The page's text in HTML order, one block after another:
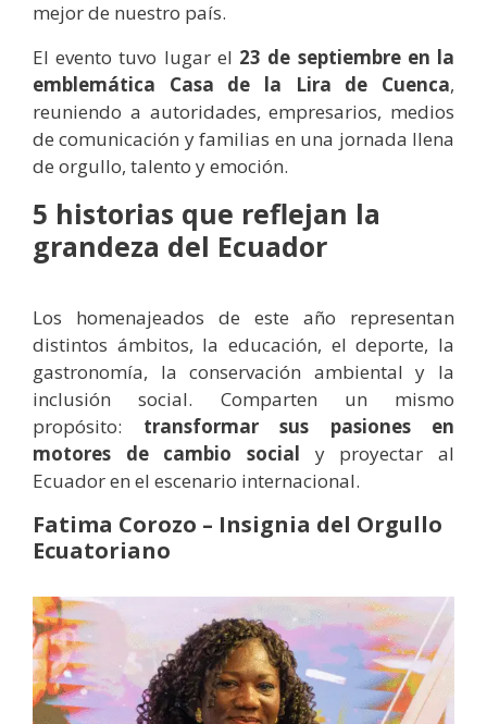
mejor de nuestro país.
El evento tuvo lugar el 23 de septiembre en la
emblemática Casa de la Lira de Cuenca,
reuniendo a autoridades, empresarios, medios
de comunicación y familias en una jornada llena
de orgullo, talento y emoción.
5 historias que reflejan la
grandeza del Ecuador
Los homenajeados de este año representan
distintos ámbitos, la educación, el deporte, la
gastronomía, la conservación ambiental y la
inclusión social. Comparten un mismo
propósito: transformar sus pasiones en
motores de cambio social y proyectar al
Ecuador en el escenario internacional.
Fatima Corozo – Insignia del Orgullo
Ecuatoriano